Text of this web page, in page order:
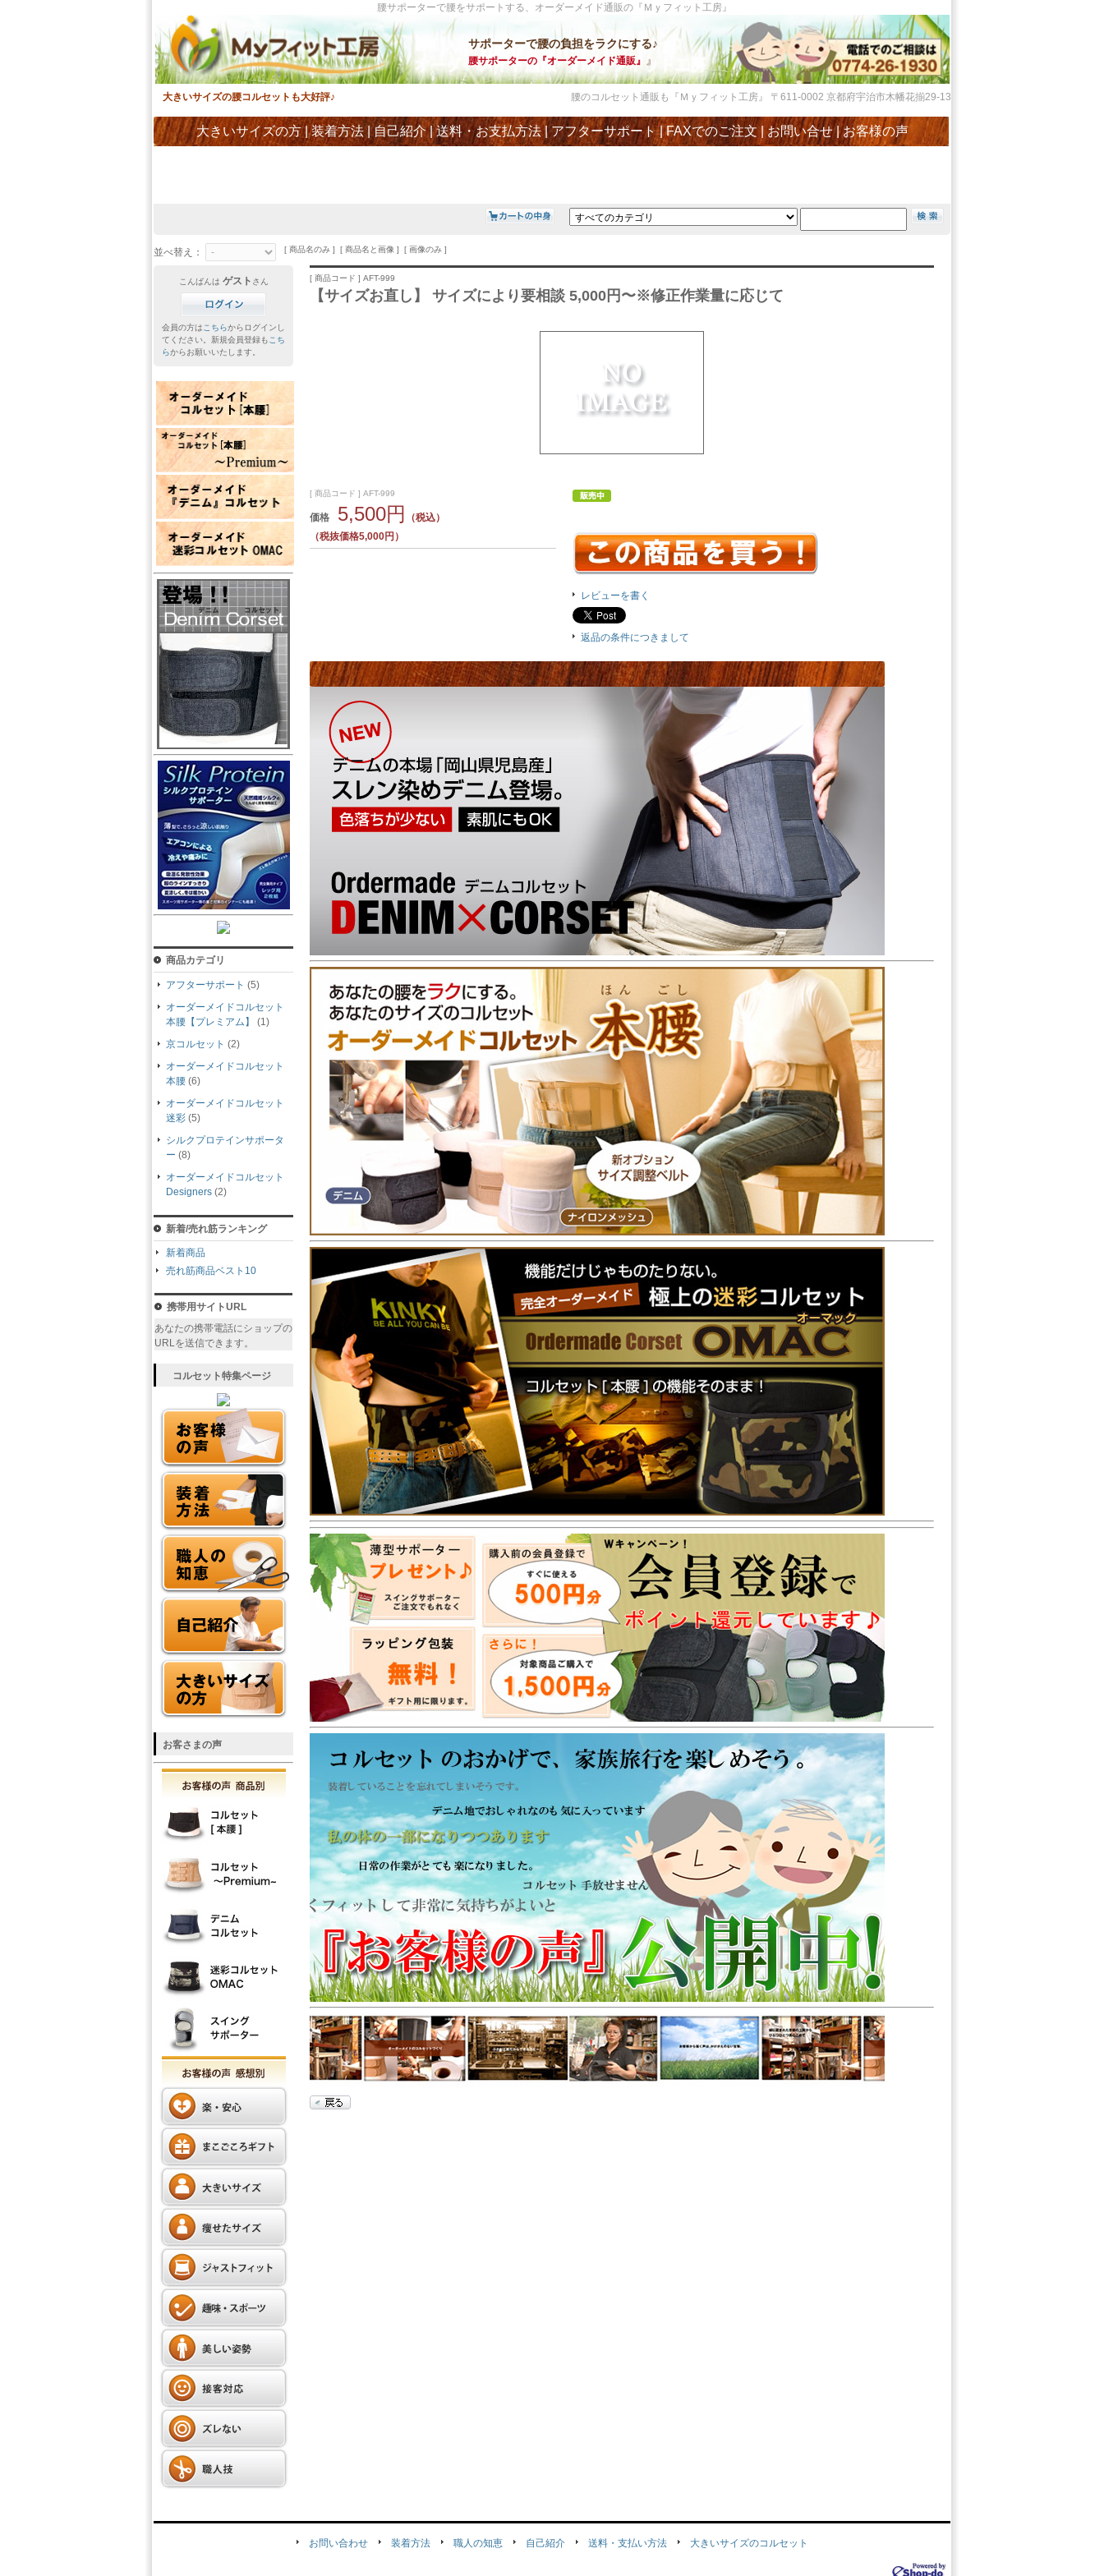
腰サポーターで腰をサポートする、オーダーメイド通販の『Ｍｙフィット工房』
サポーターで腰の負担をラクにする♪
腰サポーターの『オーダーメイド通販』 』
大きいサイズの腰コルセットも大好評♪ 腰のコルセット通販も『Ｍｙフィット工房』 〒611-0002 京都府宇治市木幡花揃29-13
大きいサイズの方|装着方法 |自己紹介|送料・お支払方法|アフターサポート|FAXでのご注文 お問い合せ|お客様の声
並べ替え： [ 商品名のみ ] [ 商品名と画像 ] [ 画像のみ ]
[ 商品コード ] AFT-999
【サイズお直し】 サイズにより要相談 5,000円〜※修正作業量に応じて
[ 商品コード ] AFT-999
価格 5,500円
（税込）
（税抜価格5,000円）
レビューを書く
返品の条件につきまして
こんばんは ゲスト さん
会員の方はこちらからログインし
てください。新規会員登録もこち
らからお願いいたします。
商品カテゴリ
アフターサポート (5)
オーダーメイドコルセット
本腰【プレミアム】
(1)
京コルセット (2)
オーダーメイドコルセット
本腰 (6)
オーダーメイドコルセット
迷彩 (5)
シルクプロテインサポータ
ー (8)
オーダーメイドコルセット
Designers (2)
新着/売れ筋ランキング
新着商品
売れ筋商品ベスト10
携帯用サイトURL
あなたの携帯電話にショップの
URLを送信できます。
コルセット特集ページ
お客さまの声
お問い合わせ 装着方法 職人の知恵 自己紹介 送料・支払い方法 大きいサイズのコルセット